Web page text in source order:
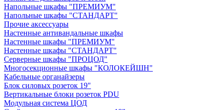
Напольные шкафы "ПРЕМИУМ"
Напольные шкафы "СТАНДАРТ"
Прочие аксессуары
Настенные антивандальные шкафы
Настенные шкафы "ПРЕМИУМ"
Настенные шкафы "СТАНДАРТ"
Серверные шкафы "ПРОЦОД"
Многосекционные шкафы "КОЛОКЕЙШН"
Кабельные органайзеры
Блок силовых розеток 19"
Вертикальные блоки розеток PDU
Модульная система ЦОД